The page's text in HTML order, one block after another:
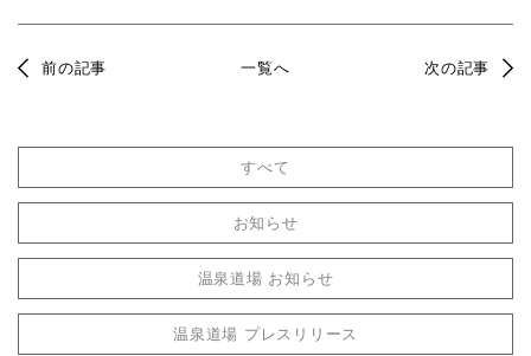
前の記事 一覧へ 次の記事
すべて
お知らせ
温泉道場 お知らせ
温泉道場 プレスリリース